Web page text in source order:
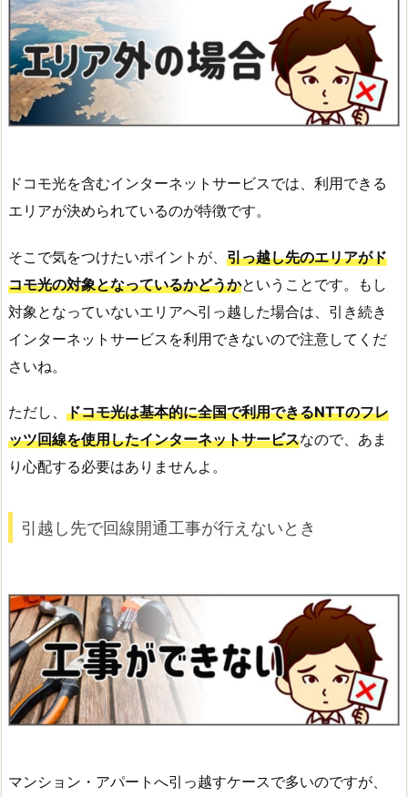
ドコモ光を含むインターネットサービスでは、利用できる
エリアが決められているのが特徴です。
そこで気をつけたいポイントが、 引っ越し先のエリアがド
コモ光の対象となっているかどうかということです。もし
対象となっていないエリアへ引っ越した場合は、引き続き
インターネットサービスを利用できないので注意してくだ
さいね。
ただし、 ドコモ光は基本的に全国で利用できるNTTのフレ
ッツ回線を使用したインターネットサービスなので、あま
り心配する必要はありませんよ。
引越し先で回線開通工事が行えないとき
マンション・アパートへ引っ越すケースで多いのですが、